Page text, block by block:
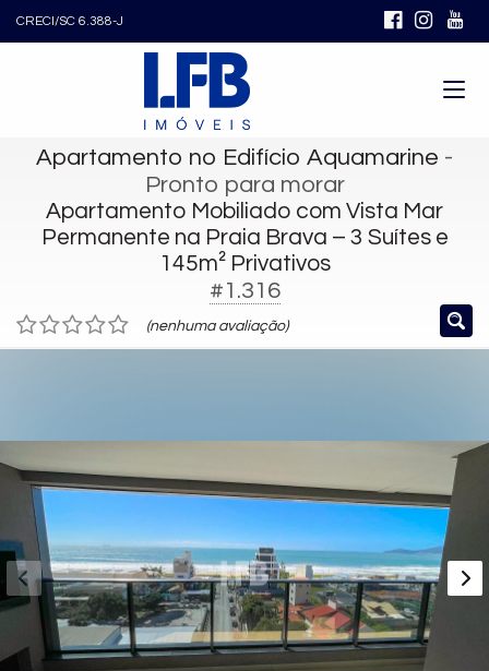
CRECI/SC 6.388-J
Apartamento no Edifício Aquamarine -
Pronto para morar
Apartamento Mobiliado com Vista Mar
Permanente na Praia Brava – 3 Suítes e
145m² Privativos
#1.316
(nenhuma avaliação)